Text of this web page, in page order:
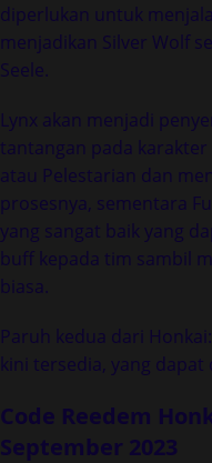
diperlukan untuk
menjadikan Silver Wolf
Seele.
Lynx akan menjadi
tantangan pada
atau Pelestarian dan
prosesnya, sementara
yang sangat baik yang
buff kepada tim sambil
biasa.
Paruh kedua dari
kini tersedia, yang dapat
Code Reedem
September 2023